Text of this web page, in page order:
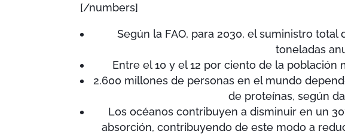
[/numbers]
Según la FAO, para 2030, el suministro
toneladas
Entre el 10 y el 12 por ciento de la
2.600 millones de personas en el mundo
de proteínas, según
Los océanos contribuyen a disminuir en un
absorción, contribuyendo de este modo a